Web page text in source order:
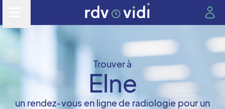
Trouver à
Elne
un rendez-vous en ligne de radiologie pour un